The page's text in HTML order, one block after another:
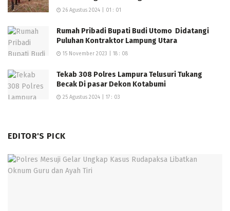
26 Agustus 2024 | 01 : 01
Rumah Pribadi Bupati Budi Utomo Didatangi
Puluhan Kontraktor Lampung Utara
15 November 2023 | 18 : 08
Tekab 308 Polres Lampura Telusuri Tukang
Becak Di pasar Dekon Kotabumi
25 Agustus 2024 | 17 : 03
EDITOR'S PICK